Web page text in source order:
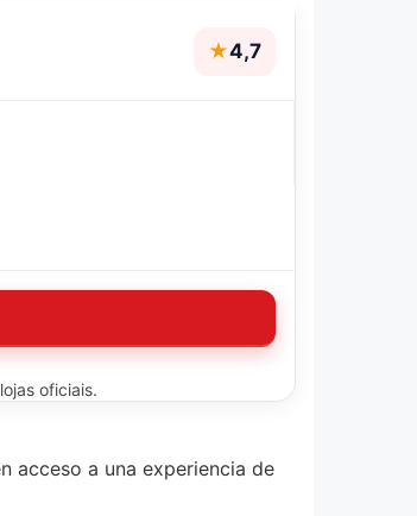
★4,7
oficiais.
acceso a una experiencia de